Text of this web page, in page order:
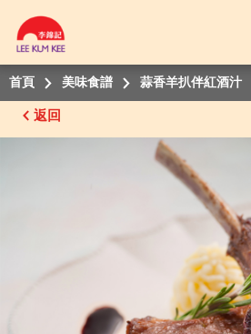
首頁 美味食譜 蒜香羊扒伴紅酒汁
返回